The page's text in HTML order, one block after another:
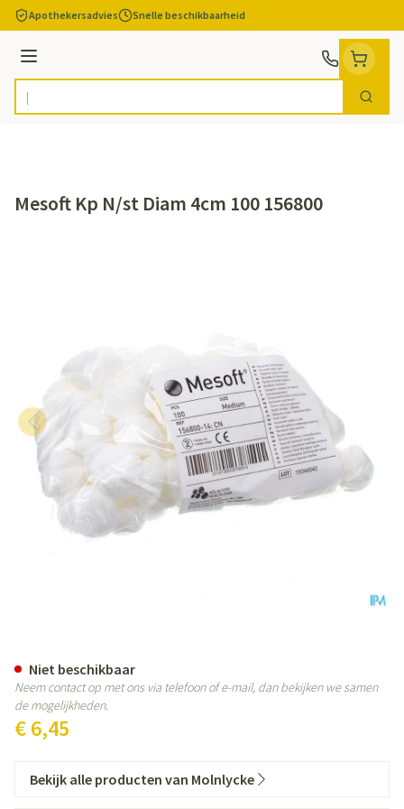
Ga naar de inhoud
Apothekersadvies Snelle beschikbaarheid
Menu
Product, merk, categorie... Zoek
Mesoft Kp N/st Diam 4cm 100 156800
€ 6,45
Niet beschikbaar
Neem contact op met ons via telefoon of e-mail, dan bekijken we samen
de mogelijkheden.
Bekijk alle producten van Molnlycke